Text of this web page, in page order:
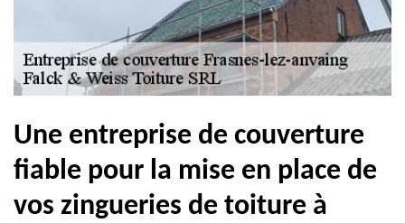
Une entreprise de couverture
fiable pour la mise en place de
vos zingueries de toiture à